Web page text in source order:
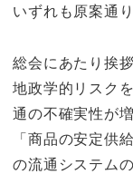
いずれも原案通
総会にあたり挨
地政学的リスク
通の不確実性が
「商品の安定供
の流通システム